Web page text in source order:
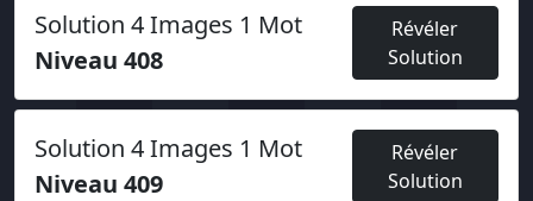
Solution 4 Images 1 Mot
Niveau 408
Révéler
Solution
Solution 4 Images 1 Mot
Niveau 409
Révéler
Solution